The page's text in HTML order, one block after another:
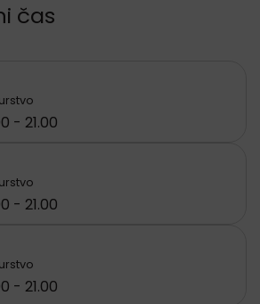
čas
- 21.00
- 21.00
- 21.00